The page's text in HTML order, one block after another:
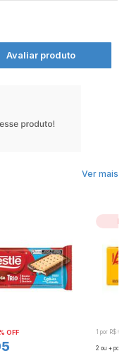
Avaliar produto
Ver mais
OFF 1 por R$
2 ou + por